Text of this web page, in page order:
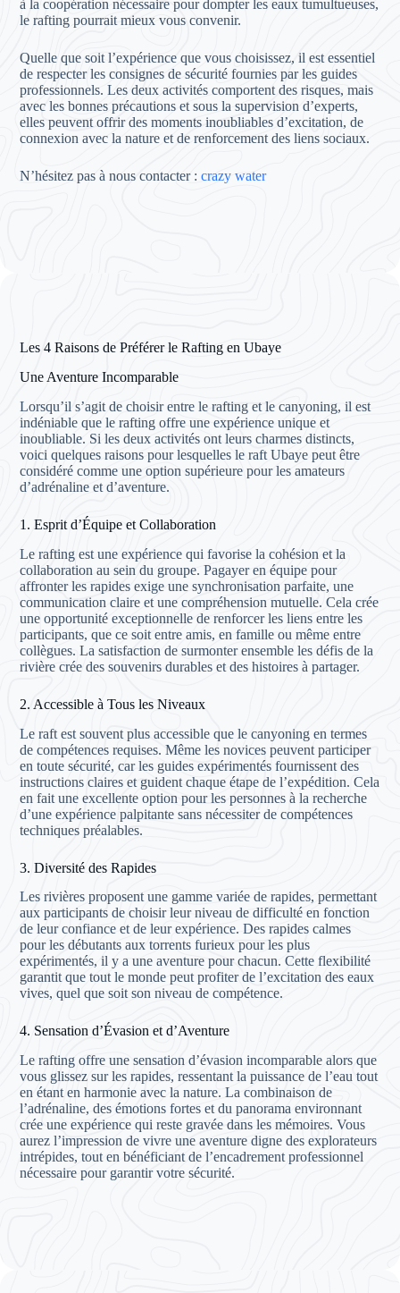
à la coopération nécessaire pour dompter les eaux tumultueuses,
le rafting pourrait mieux vous convenir.
Quelle que soit l’expérience que vous choisissez, il est essentiel
de respecter les consignes de sécurité fournies par les guides
professionnels. Les deux activités comportent des risques, mais
avec les bonnes précautions et sous la supervision d’experts,
elles peuvent offrir des moments inoubliables d’excitation, de
connexion avec la nature et de renforcement des liens sociaux.
N’hésitez pas à nous contacter :crazy water
Les 4 Raisons de Préférer le Rafting en Ubaye
Une Aventure Incomparable
Lorsqu’il s’agit de choisir entre le rafting et le canyoning, il est
indéniable que le rafting offre une expérience unique et
inoubliable. Si les deux activités ont leurs charmes distincts,
voici quelques raisons pour lesquelles le raft Ubaye peut être
considéré comme une option supérieure pour les amateurs
d’adrénaline et d’aventure.
1. Esprit d’Équipe et Collaboration
Le rafting est une expérience qui favorise la cohésion et la
collaboration au sein du groupe. Pagayer en équipe pour
affronter les rapides exige une synchronisation parfaite, une
communication claire et une compréhension mutuelle. Cela crée
une opportunité exceptionnelle de renforcer les liens entre les
participants, que ce soit entre amis, en famille ou même entre
collègues. La satisfaction de surmonter ensemble les défis de la
rivière crée des souvenirs durables et des histoires à partager.
2. Accessible à Tous les Niveaux
Le raft est souvent plus accessible que le canyoning en termes
de compétences requises. Même les novices peuvent participer
en toute sécurité, car les guides expérimentés fournissent des
instructions claires et guident chaque étape de l’expédition. Cela
en fait une excellente option pour les personnes à la recherche
d’une expérience palpitante sans nécessiter de compétences
techniques préalables.
3. Diversité des Rapides
Les rivières proposent une gamme variée de rapides, permettant
aux participants de choisir leur niveau de difficulté en fonction
de leur confiance et de leur expérience. Des rapides calmes
pour les débutants aux torrents furieux pour les plus
expérimentés, il y a une aventure pour chacun. Cette flexibilité
garantit que tout le monde peut profiter de l’excitation des eaux
vives, quel que soit son niveau de compétence.
4. Sensation d’Évasion et d’Aventure
Le rafting offre une sensation d’évasion incomparable alors que
vous glissez sur les rapides, ressentant la puissance de l’eau tout
en étant en harmonie avec la nature. La combinaison de
l’adrénaline, des émotions fortes et du panorama environnant
crée une expérience qui reste gravée dans les mémoires. Vous
aurez l’impression de vivre une aventure digne des explorateurs
intrépides, tout en bénéficiant de l’encadrement professionnel
nécessaire pour garantir votre sécurité.